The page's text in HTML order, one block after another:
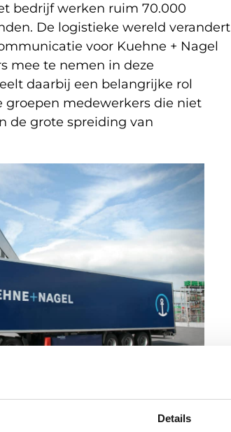
Details
bedrijf werken ruim 70.000
De logistieke wereld verandert
voor Kuehne + Nagel
mee te nemen in deze
daarbij een belangrijke rol
medewerkers die niet
de grote spreiding van